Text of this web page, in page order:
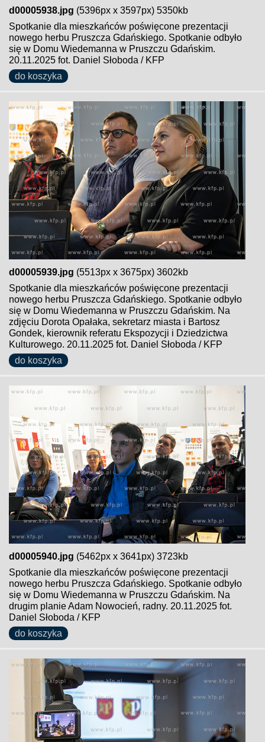
d00005938.jpg (5396px x 3597px) 5350kb
Spotkanie dla mieszkańców poświęcone prezentacji
nowego herbu Pruszcza Gdańskiego. Spotkanie odbyło
się w Domu Wiedemanna w Pruszczu Gdańskim.
20.11.2025 fot. Daniel Słoboda / KFP
do koszyka
d00005939.jpg (5513px x 3675px) 3602kb
Spotkanie dla mieszkańców poświęcone prezentacji
nowego herbu Pruszcza Gdańskiego. Spotkanie odbyło
się w Domu Wiedemanna w Pruszczu Gdańskim. Na
zdjęciu Dorota Opałaka, sekretarz miasta i Bartosz
Gondek, kierownik referatu Ekspozycji i Dziedzictwa
Kulturowego. 20.11.2025 fot. Daniel Słoboda / KFP
do koszyka
d00005940.jpg (5462px x 3641px) 3723kb
Spotkanie dla mieszkańców poświęcone prezentacji
nowego herbu Pruszcza Gdańskiego. Spotkanie odbyło
się w Domu Wiedemanna w Pruszczu Gdańskim. Na
drugim planie Adam Nowocień, radny. 20.11.2025 fot.
Daniel Słoboda / KFP
do koszyka